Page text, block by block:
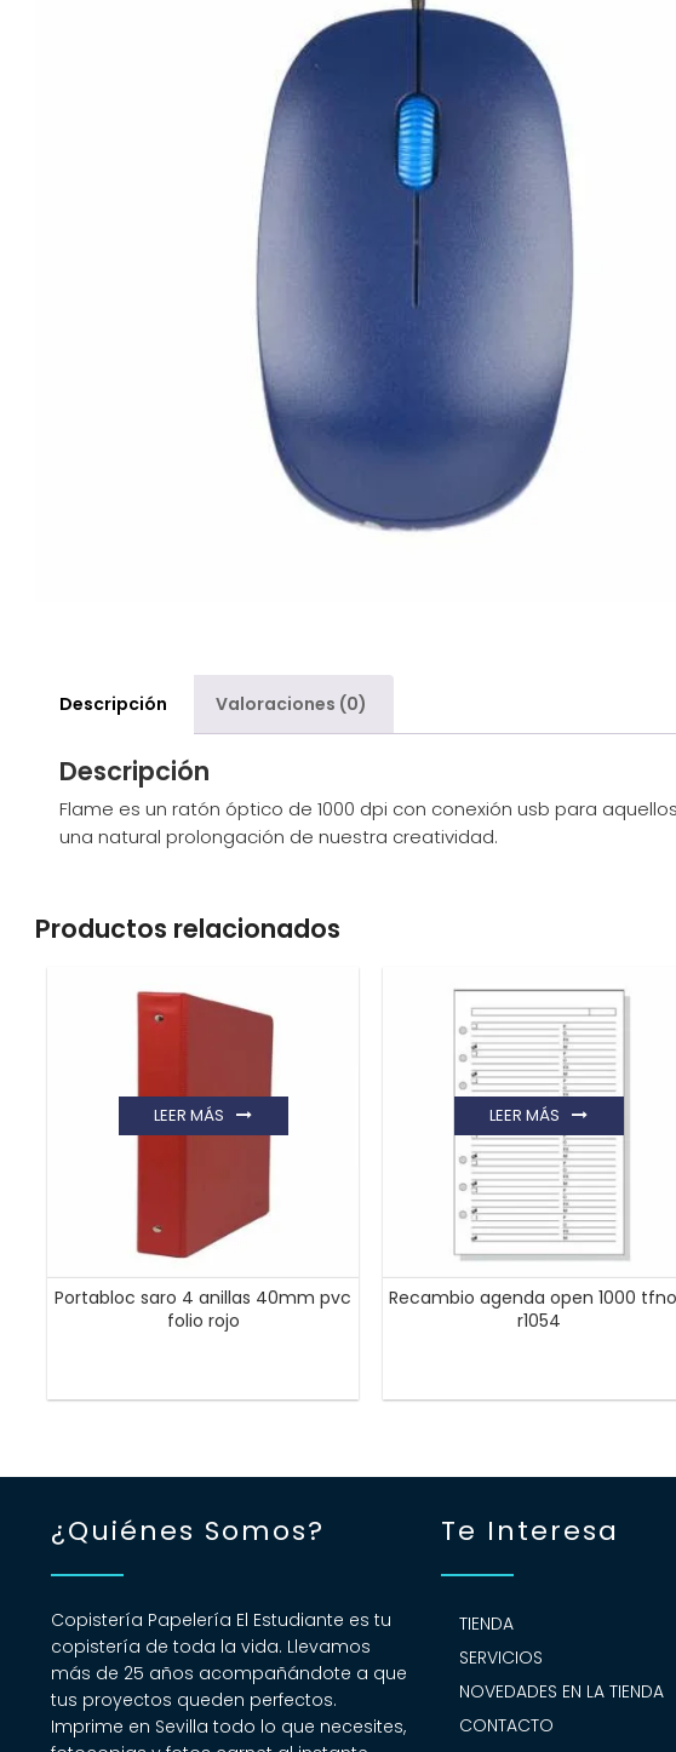
Descripción Valoraciones (0)
Descripción
Flame es un ratón óptico de 1000 dpi con conexión usb para
una natural prolongación de nuestra creatividad.
Productos relacionados
Portabloc saro 4 anillas 40mm pvc
folio rojo
LEER MÁS
Recambio agenda open 1000
r1054
LEER MÁS
¿Quiénes Somos?
Copistería Papelería El Estudiante es tu
copistería de toda la vida. Llevamos
más de 25 años acompañándote a que
tus proyectos queden perfectos.
Imprime en Sevilla todo lo que necesites,
Te Interesa
TIENDA
SERVICIOS
NOVEDADES EN LA TIENDA
CONTACTO